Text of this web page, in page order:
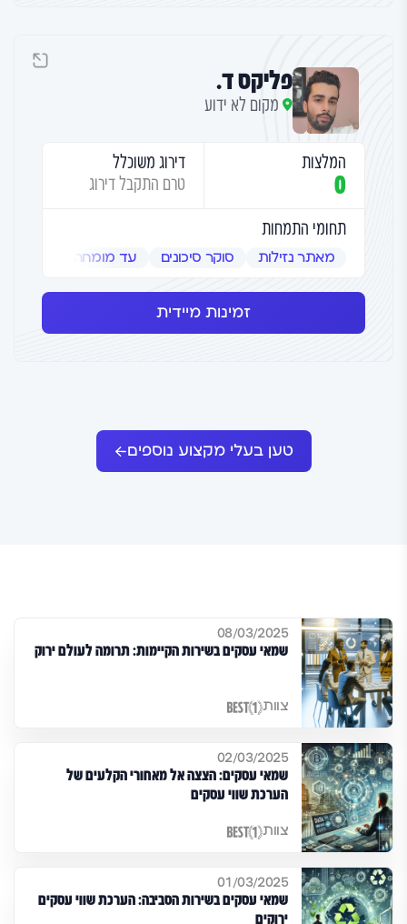
פליקס ד.
מקום לא ידוע
המלצות
0
דירוג משוכלל
טרם התקבל דירוג
תחומי התמחות
מאתר נזילות סוקר סיכונים עד מומחה
זמינות מיידית
טען בעלי מקצוע נוספים
08/03/2025
שמאי עסקים בשירות הקיימות: תרומה לעולם ירוק
צוות
02/03/2025
שמאי עסקים: הצצה אל מאחורי הקלעים של
הערכת שווי עסקים
צוות
01/03/2025
שמאי עסקים בשירות הסביבה: הערכת שווי עסקים
ירוקים